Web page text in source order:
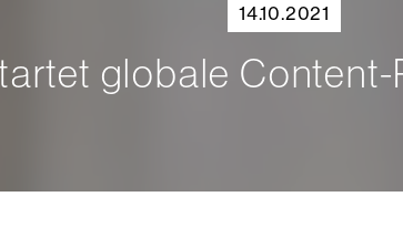
14.10.2021
globale